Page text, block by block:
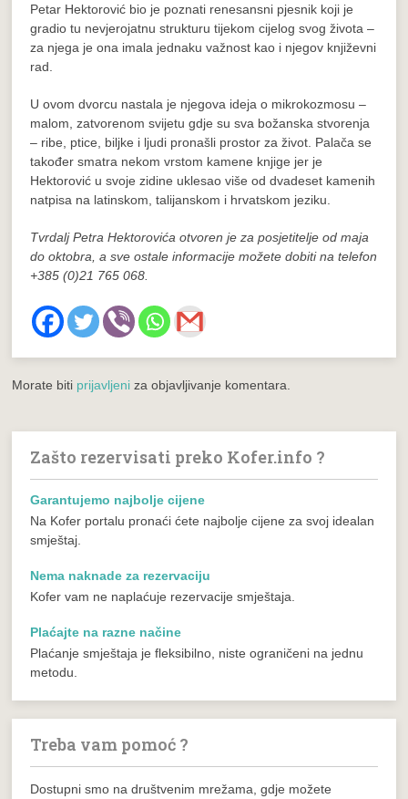
Petar Hektorović bio je poznati renesansni pjesnik koji je
gradio tu nevjerojatnu strukturu tijekom cijelog svog života –
za njega je ona imala jednaku važnost kao i njegov književni
rad.
U ovom dvorcu nastala je njegova ideja o mikrokozmosu –
malom, zatvorenom svijetu gdje su sva božanska stvorenja
– ribe, ptice, biljke i ljudi pronašli prostor za život. Palača se
također smatra nekom vrstom kamene knjige jer je
Hektorović u svoje zidine uklesao više od dvadeset kamenih
natpisa na latinskom, talijanskom i hrvatskom jeziku.
Tvrdalj Petra Hektorovića otvoren je za posjetitelje od maja
do oktobra, a sve ostale informacije možete dobiti na telefon
+385 (0)21 765 068.
Morate biti prijavljeni za objavljivanje komentara.
Zašto rezervisati preko Kofer.info ?
Garantujemo najbolje cijene
Na Kofer portalu pronaći ćete najbolje cijene za svoj idealan
smještaj.
Nema naknade za rezervaciju
Kofer vam ne naplaćuje rezervacije smještaja.
Plaćajte na razne načine
Plaćanje smještaja je fleksibilno, niste ograničeni na jednu
metodu.
Treba vam pomoć ?
Dostupni smo na društvenim mrežama, gdje možete